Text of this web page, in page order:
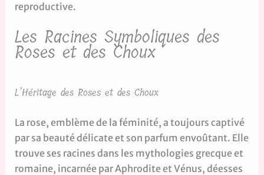
reproductive.
Les Racines Symboliques des
Roses et des Choux
L’Héritage des Roses et des Choux
La rose, emblème de la féminité, a toujours captivé
par sa beauté délicate et son parfum envoûtant. Elle
trouve ses racines dans les mythologies grecque et
romaine, incarnée par Aphrodite et Vénus, déesses